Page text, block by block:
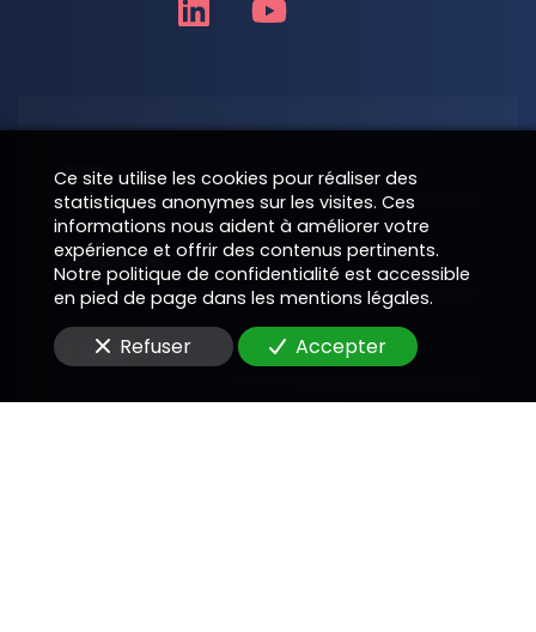
Nom
Téléphone
E-Mail
Ce site utilise les cookies pour réaliser des
statistiques anonymes sur les visites. Ces
informations nous aident à améliorer votre
expérience et offrir des contenus pertinents.
Notre politique de confidentialité est accessible
en pied de page dans les mentions légales.
Refuser Accepter